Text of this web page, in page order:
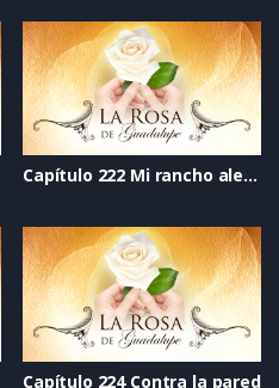
Capítulo 222 Mi rancho alegre_com
Capítulo 224 Contra la pared